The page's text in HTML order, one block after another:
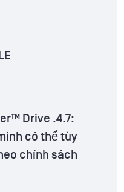
Drive .4.7:
có thể tùy
chính sách